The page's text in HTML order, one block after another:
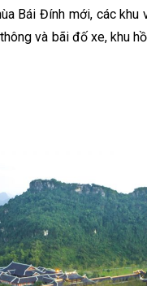
Bái Đính mới, các
và bãi đố xe, khu